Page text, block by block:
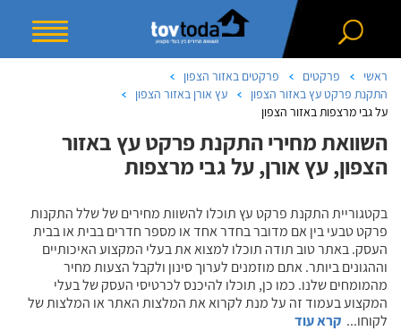
ראשי פרקטים
פרקטים באזור הצפון
התקנת פרקט עץ באזור הצפון
עץ אורן באזור הצפון
על גבי מרצפות באזור הצפון
השוואת מחירי התקנת פרקט עץ באזור
הצפון, עץ אורן, על גבי מרצפות
בקטגוריית התקנת פרקט עץ תוכלו להשוות מחירים של שלל התקנות
פרקט טבעי בין אם מדובר בחדר אחד או מספר חדרים בבית או בבית
העסק. באתר טוב תודה תוכלו למצוא את בעלי המקצוע האיכותיים
וההגונים ביותר. אתם מוזמנים לערוך סינון ולקבל הצעות מחיר
מהמומחים שלנו. כמו כן, תוכלו להיכנס לכרטיסי העסק של בעלי
המקצוע בעמוד זה על מנת לקרוא את המלצות האתר או המלצות של
לקוחו... קרא עוד